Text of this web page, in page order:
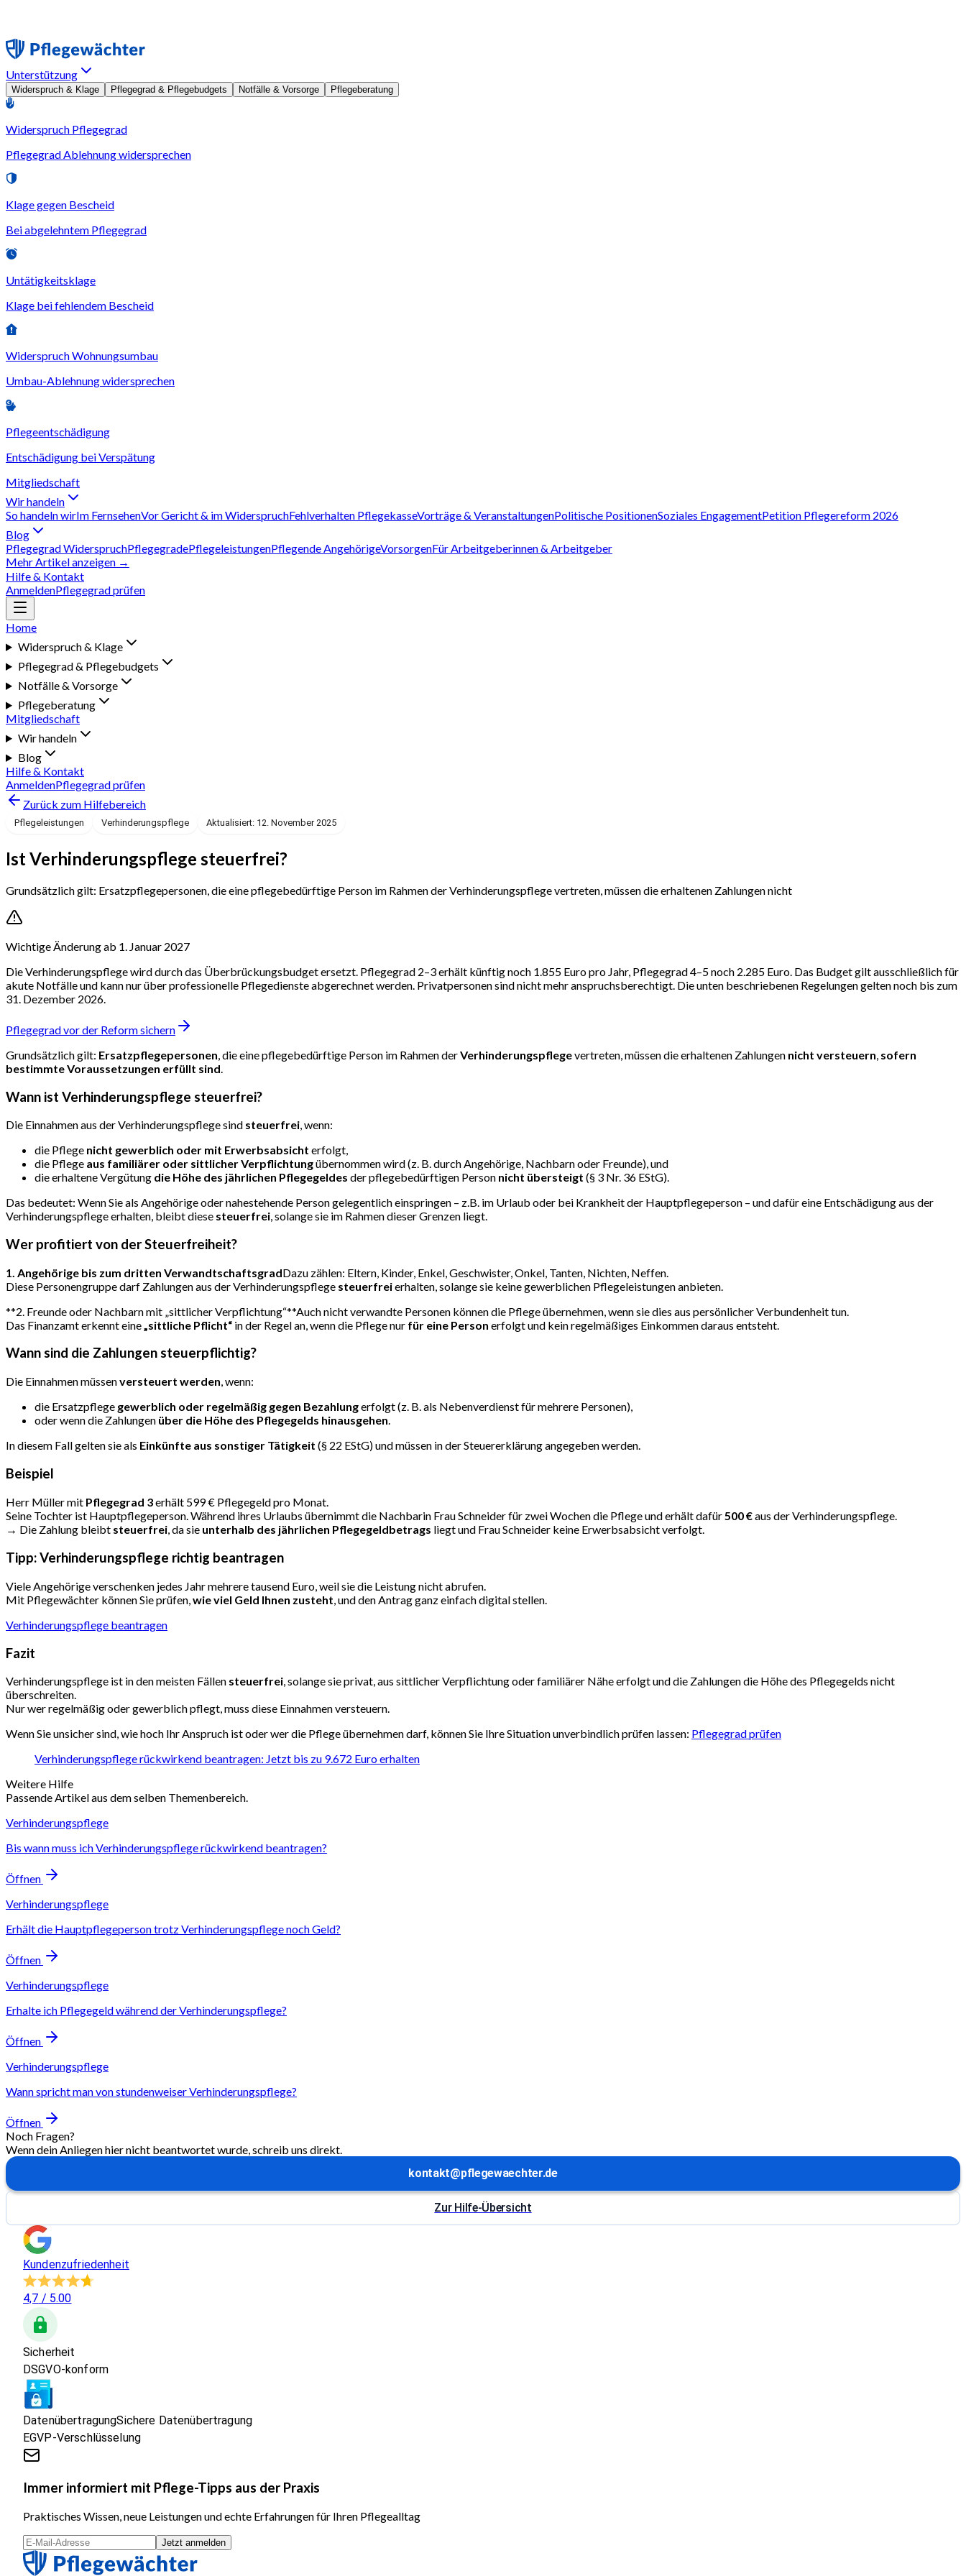
Unterstützung
Widerspruch & Klage Pflegegrad & Pflegebudgets Notfälle & Vorsorge Pflegeberatung
Widerspruch Pflegegrad
Pflegegrad Ablehnung widersprechen
Klage gegen Bescheid
Bei abgelehntem Pflegegrad
Untätigkeitsklage
Klage bei fehlendem Bescheid
Widerspruch Wohnungsumbau
Umbau-Ablehnung widersprechen
Pflegeentschädigung
Entschädigung bei Verspätung
Mitgliedschaft
Wir handeln
So handeln wirIm FernsehenVor Gericht & im WiderspruchFehlverhalten PflegekasseVorträge & VeranstaltungenPolitische PositionenSoziales EngagementPetition Pflegereform 2026
Blog
Pflegegrad WiderspruchPflegegradePflegeleistungenPflegende AngehörigeVorsorgenFür Arbeitgeberinnen & Arbeitgeber
Mehr Artikel anzeigen →
Hilfe & Kontakt
AnmeldenPflegegrad prüfen
Home
Widerspruch & Klage
Pflegegrad & Pflegebudgets
Notfälle & Vorsorge
Pflegeberatung
Mitgliedschaft
Wir handeln
Blog
Hilfe & Kontakt
AnmeldenPflegegrad prüfen
Zurück zum Hilfebereich
Pflegeleistungen Verhinderungspflege Aktualisiert: 12. November 2025
Ist Verhinderungspflege steuerfrei?
Grundsätzlich gilt: Ersatzpflegepersonen, die eine pflegebedürftige Person im Rahmen der Verhinderungspflege vertreten, müssen die erhaltenen Zahlungen nicht
Wichtige Änderung ab 1. Januar 2027
Die Verhinderungspflege wird durch das Überbrückungsbudget ersetzt. Pflegegrad 2–3 erhält künftig noch 1.855 Euro pro Jahr, Pflegegrad 4–5 noch 2.285 Euro. Das Budget gilt ausschließlich für
akute Notfälle und kann nur über professionelle Pflegedienste abgerechnet werden. Privatpersonen sind nicht mehr anspruchsberechtigt. Die unten beschriebenen Regelungen gelten noch bis zum
31. Dezember 2026.
Pflegegrad vor der Reform sichern
Grundsätzlich gilt: Ersatzpflegepersonen, die eine pflegebedürftige Person im Rahmen derVerhinderungspflegevertreten, müssen die erhaltenen Zahlungen nicht versteuern, sofern
bestimmte Voraussetzungen erfüllt sind.
Wann ist Verhinderungspflege steuerfrei?
Die Einnahmen aus der Verhinderungspflege sind steuerfrei, wenn:
die Pflege nicht gewerblich oder mit Erwerbsabsicht erfolgt,
die Pflege aus familiärer oder sittlicher Verpflichtungübernommen wird (z. B. durch Angehörige, Nachbarn oder Freunde), und
die erhaltene Vergütung die Höhe des jährlichen Pflegegeldes der pflegebedürftigen Person nicht übersteigt (§ 3 Nr. 36 EStG).
Das bedeutet: Wenn Sie als Angehörige oder nahestehende Person gelegentlich einspringen – z.B. im Urlaub oder bei Krankheit der Hauptpflegeperson – und dafür eine Entschädigung aus der
Verhinderungspflege erhalten, bleibt diese steuerfrei, solange sie im Rahmen dieser Grenzen liegt.
Wer profitiert von der Steuerfreiheit?
1. Angehörige bis zum dritten VerwandtschaftsgradDazu zählen: Eltern, Kinder, Enkel, Geschwister, Onkel, Tanten, Nichten, Neffen.
Diese Personengruppe darf Zahlungen aus der Verhinderungspflege steuerfreierhalten, solange sie keine gewerblichen Pflegeleistungen anbieten.
**2. Freunde oder Nachbarn mit „sittlicher Verpflichtung“**Auch nicht verwandte Personen können die Pflege übernehmen, wenn sie dies aus persönlicher Verbundenheit tun.
Das Finanzamt erkennt eine „sittliche Pflicht“ in der Regel an, wenn die Pflege nur für eine Person erfolgt und kein regelmäßiges Einkommen daraus entsteht.
Wann sind die Zahlungen steuerpflichtig?
Die Einnahmen müssenversteuert werden, wenn:
die Ersatzpflege gewerblich oder regelmäßig gegen Bezahlungerfolgt (z. B. als Nebenverdienst für mehrere Personen),
oder wenn die Zahlungen über die Höhe des Pflegegelds hinausgehen.
In diesem Fall gelten sie als Einkünfte aus sonstiger Tätigkeit (§ 22 EStG) und müssen in der Steuererklärung angegeben werden.
Beispiel
Herr Müller mit Pflegegrad 3erhält 599 € Pflegegeld pro Monat.
Seine Tochter ist Hauptpflegeperson. Während ihres Urlaubs übernimmt die Nachbarin Frau Schneider für zwei Wochen die Pflege und erhält dafür 500 €aus der Verhinderungspflege.
→ Die Zahlung bleibt steuerfrei , da sie unterhalb des jährlichen Pflegegeldbetrags liegt und Frau Schneider keine Erwerbsabsicht verfolgt.
Tipp: Verhinderungspflege richtig beantragen
Viele Angehörige verschenken jedes Jahr mehrere tausend Euro, weil sie die Leistung nicht abrufen.
Mit Pflegewächter können Sie prüfen,wie viel Geld Ihnen zusteht, und den Antrag ganz einfach digital stellen.
Verhinderungspflege beantragen
Fazit
Verhinderungspflege ist in den meisten Fällen steuerfrei, solange sie privat, aus sittlicher Verpflichtung oder familiärer Nähe erfolgt und die Zahlungen die Höhe des Pflegegelds nicht
überschreiten.
Nur wer regelmäßig oder gewerblich pflegt, muss diese Einnahmen versteuern.
Wenn Sie unsicher sind, wie hoch Ihr Anspruch ist oder wer die Pflege übernehmen darf, können Sie Ihre Situation unverbindlich prüfen lassen: Pflegegrad prüfen
Verhinderungspflege rückwirkend beantragen: Jetzt bis zu 9.672 Euro erhalten
Weitere Hilfe
Passende Artikel aus dem selben Themenbereich.
Verhinderungspflege
Bis wann muss ich Verhinderungspflege rückwirkend beantragen?
Öffnen
Verhinderungspflege
Erhält die Hauptpflegeperson trotz Verhinderungspflege noch Geld?
Öffnen
Verhinderungspflege
Erhalte ich Pflegegeld während der Verhinderungspflege?
Öffnen
Verhinderungspflege
Wann spricht man von stundenweiser Verhinderungspflege?
Öffnen
Noch Fragen?
Wenn dein Anliegen hier nicht beantwortet wurde, schreib uns direkt.
kontakt@pflegewaechter.de
Zur Hilfe-Übersicht
Kundenzufriedenheit
4,7 / 5.00
Sicherheit
DSGVO-konform
DatenübertragungSichere Datenübertragung
EGVP-Verschlüsselung
Immer informiert mit Pflege-Tipps aus der Praxis
Praktisches Wissen, neue Leistungen und echte Erfahrungen für Ihren Pflegealltag
Jetzt anmelden